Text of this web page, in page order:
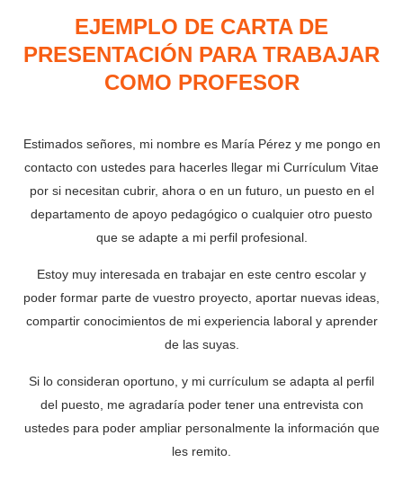
EJEMPLO DE CARTA DE
PRESENTACIÓN PARA TRABAJAR
COMO PROFESOR
Estimados señores, mi nombre es María Pérez y me pongo en
contacto con ustedes para hacerles llegar mi Currículum Vitae
por si necesitan cubrir, ahora o en un futuro, un puesto en el
departamento de apoyo pedagógico o cualquier otro puesto
que se adapte a mi perfil profesional.
Estoy muy interesada en trabajar en este centro escolar y
poder formar parte de vuestro proyecto, aportar nuevas ideas,
compartir conocimientos de mi experiencia laboral y aprender
de las suyas.
Si lo consideran oportuno, y mi currículum se adapta al perfil
del puesto, me agradaría poder tener una entrevista con
ustedes para poder ampliar personalmente la información que
les remito.